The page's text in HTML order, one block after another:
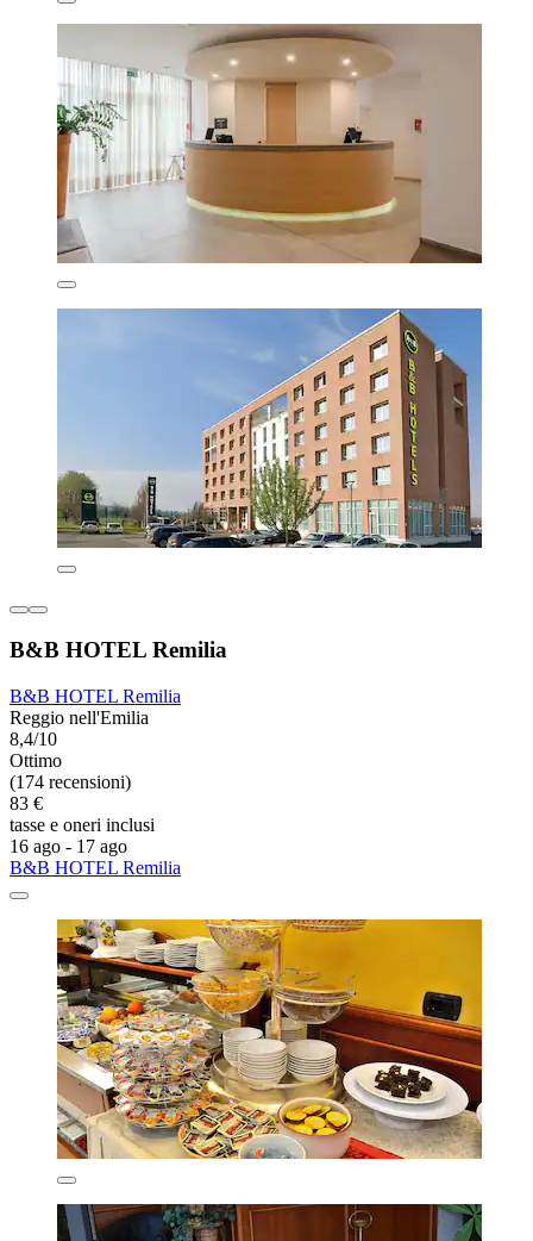
B&B HOTEL Remilia
B&B HOTEL Remilia
Reggio nell'Emilia
8,4/10
Ottimo
(174 recensioni)
83 €
tasse e oneri inclusi
16 ago - 17 ago
B&B HOTEL Remilia